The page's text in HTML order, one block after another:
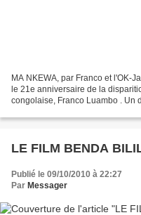
MA NKEWA, par Franco et l'OK-
le 21e anniversaire de la
congolaise, Franco Luambo . Un
LE FILM BENDA
Publié le 09/10/2010 à 22:27
Par Messager